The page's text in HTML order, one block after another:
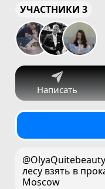
УЧАСТНИКИ 3
Написать
лесу взять в
Moscow